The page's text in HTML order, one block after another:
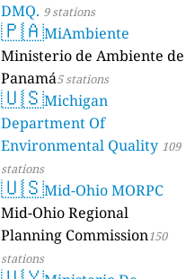
DMQ. 9 stations
🇵🇦MiAmbiente
Ministerio de Ambiente de
Panamá5 stations
🇺🇸Michigan
Department Of
Environmental Quality 109
stations
🇺🇸Mid-Ohio MORPC
Mid-Ohio Regional
Planning Commission150
stations